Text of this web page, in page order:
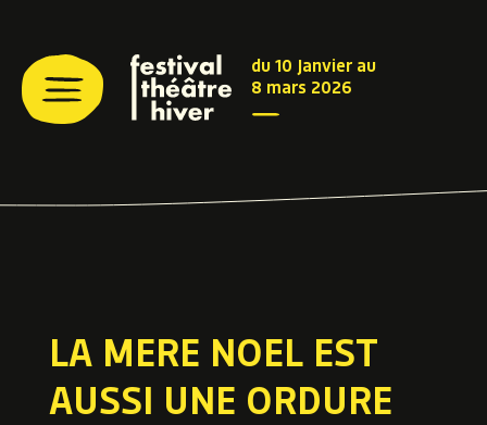
du 10 Janvier au
8 mars 2026
LA MERE NOEL EST
AUSSI UNE ORDURE